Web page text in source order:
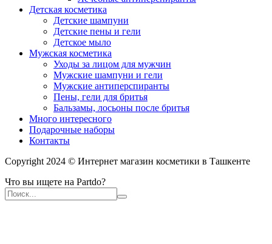
Детская косметика
Детские шампуни
Детские пены и гели
Детское мыло
Мужская косметика
Уходы за лицом для мужчин
Мужские шампуни и гели
Мужские антиперспиранты
Пены, гели для бритья
Бальзамы, лосьоны после бритья
Много интересного
Подарочные наборы
Контакты
Copyright 2024 © Интернет магазин косметики в Ташкенте
Что вы ищете на Partdo?